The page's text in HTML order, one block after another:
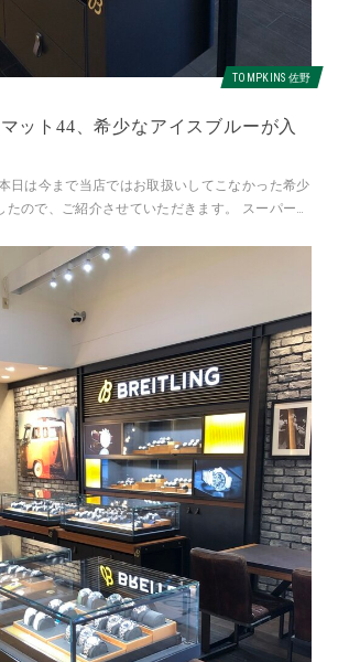
TOMPKINS 佐野
ット44、希少なアイスブルーが入
日は今まで当店ではお取扱いしてこなかった希少
ので、ご紹介させていただきます。 スーパーク